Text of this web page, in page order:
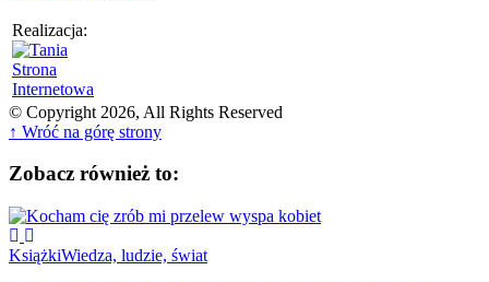
Realizacja:
© Copyright 2026, All Rights Reserved
↑ Wróć na górę strony
Zobacz również to:
KsiążkiWiedza, ludzie, świat